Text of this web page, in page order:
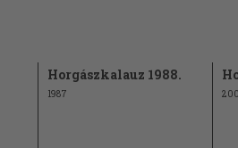
Horgászkalauz 1988.
1987